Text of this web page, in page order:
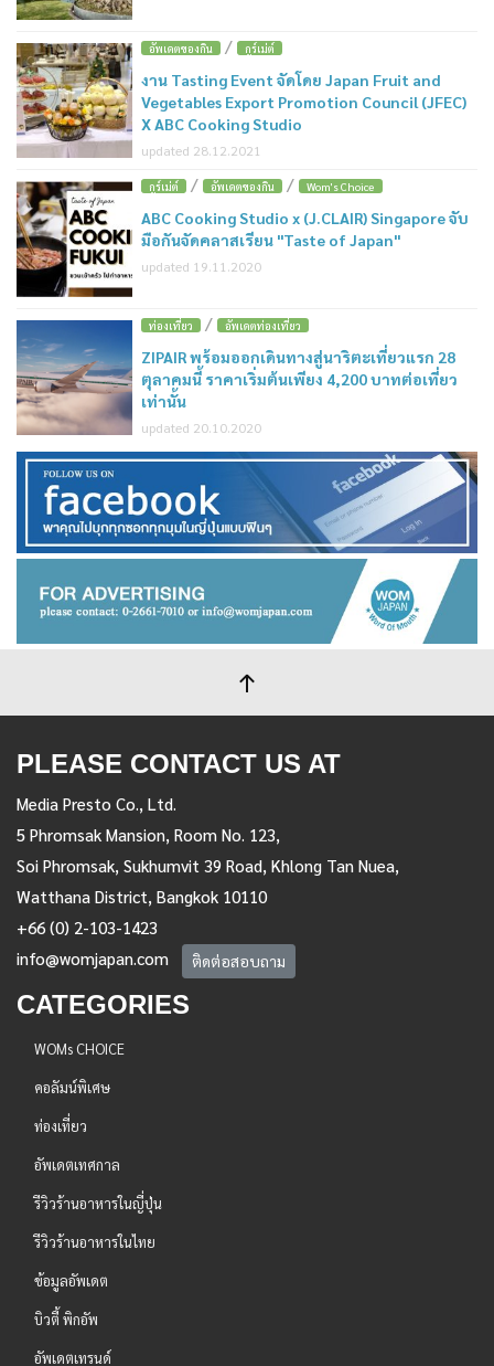
อัพเดตของกิน / กูร์เม่ต์
งาน Tasting Event จัดโดย Japan Fruit and
Vegetables Export Promotion Council (JFEC)
X ABC Cooking Studio
updated 28.12.2021
กูร์เม่ต์ / อัพเดตของกิน / Wom's Choice
ABC Cooking Studio x (J.CLAIR) Singapore จับ
มือกันจัดคลาสเรียน "Taste of Japan"
updated 19.11.2020
ท่องเที่ยว / อัพเดตท่องเที่ยว
ZIPAIR พร้อมออกเดินทางสู่นาริตะเที่ยวแรก 28
ตุลาคมนี้ ราคาเริ่มต้นเพียง 4,200 บาทต่อเที่ยว
เท่านั้น
updated 20.10.2020
PLEASE CONTACT US AT
Media Presto Co., Ltd.
5 Phromsak Mansion, Room No. 123,
Soi Phromsak, Sukhumvit 39 Road, Khlong Tan Nuea,
Watthana District, Bangkok 10110
+66 (0) 2-103-1423
info@womjapan.com
ติดต่อสอบถาม
CATEGORIES
WOMs CHOICE
คอลัมน์พิเศษ
ท่องเที่ยว
อัพเดตเทศกาล
รีวิวร้านอาหารในญี่ปุ่น
รีวิวร้านอาหารในไทย
ข้อมูลอัพเดต
บิวตี้ พิกอัพ
อัพเดตเทรนด์